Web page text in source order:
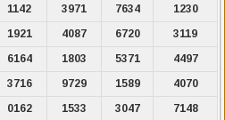
1142 3971 7634
1230
1921 4087 6720
3119
6164 1803 5371
4497
3716 9729 1589
4070
0162 1533 3047
7148